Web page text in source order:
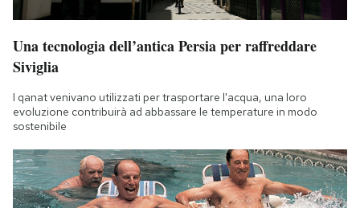
Area Personale
Notifiche mobile
Regala il Post
Hai bisogno di aiuto?
Esci
Una tecnologia dell’antica Persia per raffreddare
Siviglia
I qanat venivano utilizzati per trasportare l'acqua, una loro
evoluzione contribuirà ad abbassare le temperature in modo
sostenibile